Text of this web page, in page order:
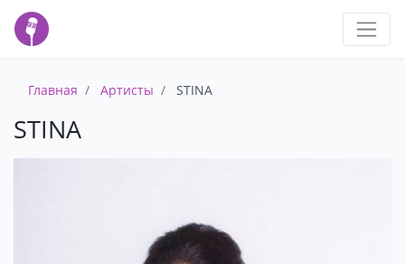
Главная Артисты STINA
STINA